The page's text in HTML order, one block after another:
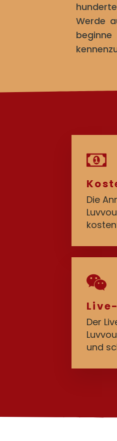
Werde
Die
Der
und